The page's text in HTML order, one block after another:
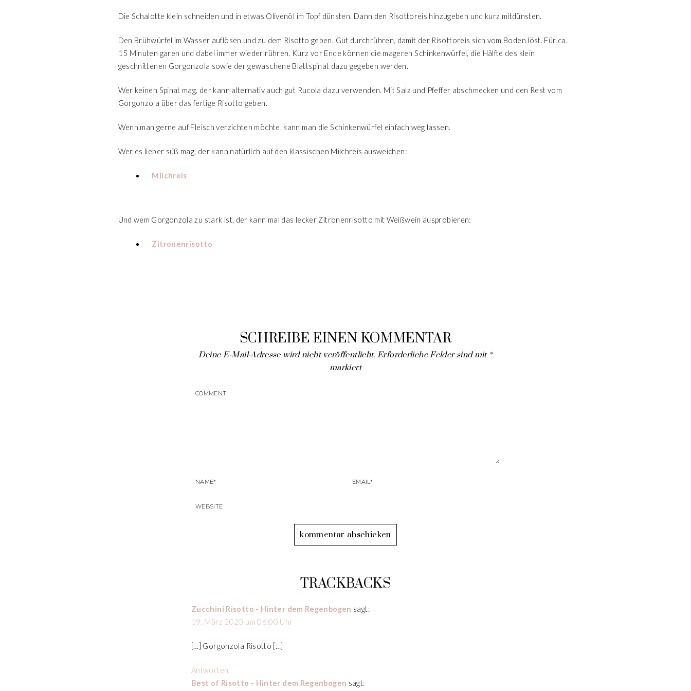
Die Schalotte klein schneiden und in etwas Olivenöl im Topf dünsten. Dann den Risottoreis hinzugeben und kurz mitdünsten.
Den Brühwürfel im Wasser auflösen und zu dem Risotto geben. Gut durchrühren, damit der Risottoreis sich vom Boden löst. Für ca.
15 Minuten garen und dabei immer wieder rühren. Kurz vor Ende können die mageren Schinkenwürfel, die Hälfte des klein
geschnittenen Gorgonzola sowie der gewaschene Blattspinat dazu gegeben werden.
Wer keinen Spinat mag, der kann alternativ auch gut Rucola dazu verwenden. Mit Salz und Pfeffer abschmecken und den Rest vom
Gorgonzola über das fertige Risotto geben.
Wenn man gerne auf Fleisch verzichten möchte, kann man die Schinkenwürfel einfach weg lassen.
Wer es lieber süß mag, der kann natürlich auf den klassischen Milchreis ausweichen:
Milchreis
Und wem Gorgonzola zu stark ist, der kann mal das lecker Zitronenrisotto mit Weißwein ausprobieren:
Zitronenrisotto
SCHREIBE EINEN KOMMENTAR
Deine E-Mail-Adresse wird nicht veröffentlicht. Erforderliche Felder sind mit *
markiert
TRACKBACKS
Zucchini Risotto - Hinter dem Regenbogen sagt:
19. März 2020 um 06:00 Uhr
[…] Gorgonzola Risotto […]
Antworten
Best of Risotto - Hinter dem Regenbogen sagt: